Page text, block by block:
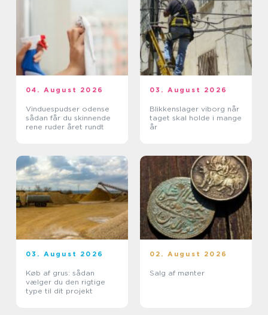
04. August 2026
Vinduespudser odense
sådan får du skinnende
rene ruder året rundt
03. August 2026
Blikkenslager viborg når
taget skal holde i mange
år
03. August 2026
Køb af grus: sådan
vælger du den rigtige
type til dit projekt
02. August 2026
Salg af mønter